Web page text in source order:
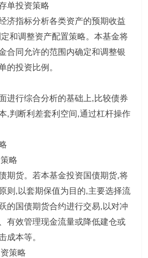
单投资策略
济指标分析各类资产的预期收益
和调整资产配置策略。本基金将
合同允许的范围内确定和调整银
的投资比例。
进行综合分析的基础上,比较债券
,判断利差套利空间,通过杠杆操作
略
期货。若本基金投资国债期货,将
则,以套期保值为目的,主要选择流
的国债期货合约进行交易,以对冲
有效管理现金流量或降低建仓或
成本等。
策略